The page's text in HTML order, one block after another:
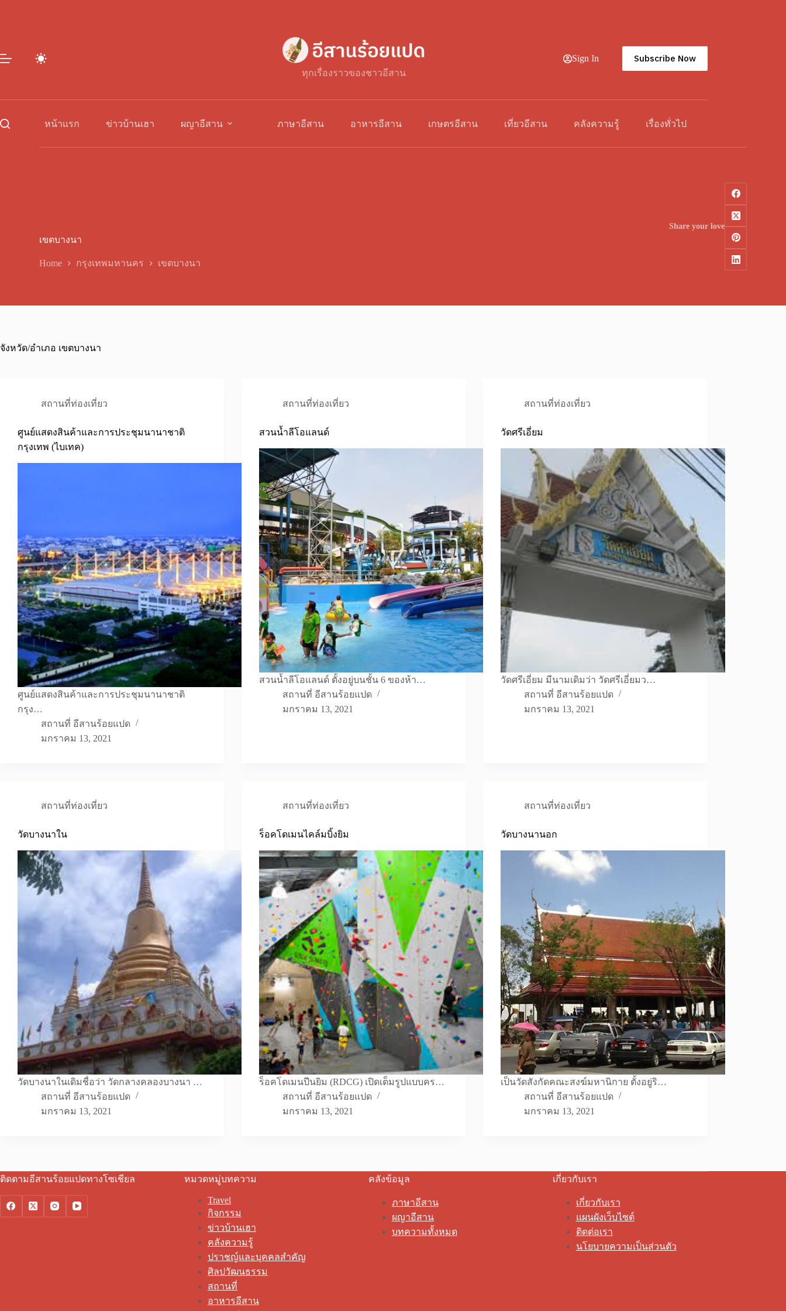
ทุกเรื่องราวของชาวอีสาน
Sign In Subscribe Now
หน้าแรก ข่าวบ้านเฮา ผญาอีสาน ภาษาอีสาน อาหารอีสาน เกษตรอีสาน เที่ยวอีสาน คลังความรู้ เรื่องทั่วไป
เขตบางนา
Home กรุงเทพมหานคร เขตบางนา
Share your love
จังหวัด/อำเภอ เขตบางนา
สถานที่ท่องเที่ยว
ศูนย์แสดงสินค้าและการประชุมนานาชาติ
กรุงเทพ (ไบเทค)
ศูนย์แสดงสินค้าและการประชุมนานาชาติ
กรุง…
สถานที่ อีสานร้อยแปด
มกราคม 13, 2021
สถานที่ท่องเที่ยว
สวนน้ำลีโอแลนด์
สวนน้ำลีโอแลนด์ ตั้งอยู่บนชั้น 6 ของห้า…
สถานที่ อีสานร้อยแปด
มกราคม 13, 2021
สถานที่ท่องเที่ยว
วัดศรีเอี่ยม
วัดศรีเอี่ยม มีนามเดิมว่า วัดศรีเอี่ยมว…
สถานที่ อีสานร้อยแปด
มกราคม 13, 2021
สถานที่ท่องเที่ยว
วัดบางนาใน
วัดบางนาในเดิมชื่อว่า วัดกลางคลองบางนา …
สถานที่ อีสานร้อยแปด
มกราคม 13, 2021
สถานที่ท่องเที่ยว
ร็อคโดเมนไคล์มบิ้งยิม
ร็อคโดเมนปีนยิม (RDCG) เปิดเต็มรูปแบบคร…
สถานที่ อีสานร้อยแปด
มกราคม 13, 2021
สถานที่ท่องเที่ยว
วัดบางนานอก
เป็นวัดสังกัดคณะสงฆ์มหานิกาย ตั้งอยู่ริ…
สถานที่ อีสานร้อยแปด
มกราคม 13, 2021
ติดตามอีสานร้อยแปดทางโซเชียล หมวดหมู่บทความ
Travel
กิจกรรม
ข่าวบ้านเฮา
คลังความรู้
ปราชญ์และบุคคลสำคัญ
ศิลปวัฒนธรรม
สถานที่
อาหารอีสาน
คลังข้อมูล
ภาษาอีสาน
ผญาอีสาน
บทความทั้งหมด
เกี่ยวกับเรา
เกี่ยวกับเรา
แผนผังเว็บไซต์
ติดต่อเรา
นโยบายความเป็นส่วนตัว